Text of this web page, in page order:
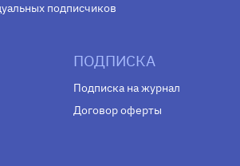
подписчиков
ПОДПИСКА
Подписка на журнал
Договор оферты